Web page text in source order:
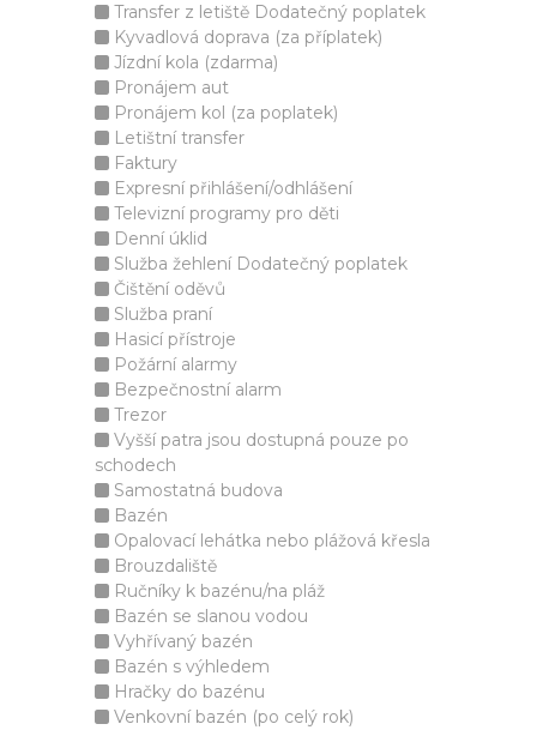
Transfer z letiště Dodatečný poplatek
Kyvadlová doprava (za příplatek)
Jízdní kola (zdarma)
Pronájem aut
Pronájem kol (za poplatek)
Letištní transfer
Faktury
Expresní přihlášení/odhlášení
Televizní programy pro děti
Denní úklid
Služba žehlení Dodatečný poplatek
Čištění oděvů
Služba praní
Hasicí přístroje
Požární alarmy
Bezpečnostní alarm
Trezor
Vyšší patra jsou dostupná pouze po
schodech
Samostatná budova
Bazén
Opalovací lehátka nebo plážová křesla
Brouzdaliště
Ručníky k bazénu/na pláž
Bazén se slanou vodou
Vyhřívaný bazén
Bazén s výhledem
Hračky do bazénu
Venkovní bazén (po celý rok)